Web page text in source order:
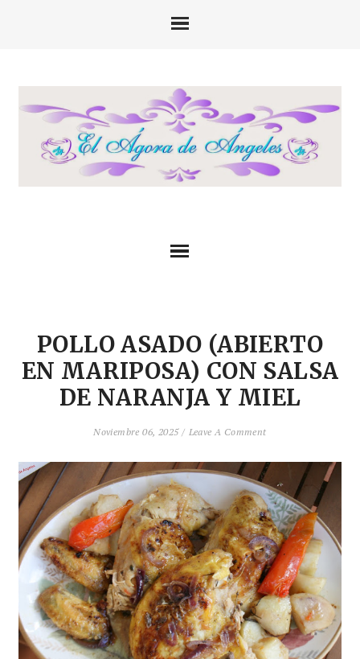
POLLO ASADO (ABIERTO
EN MARIPOSA) CON SALSA
DE NARANJA Y MIEL
Noviembre 06, 2025 / Leave A Comment